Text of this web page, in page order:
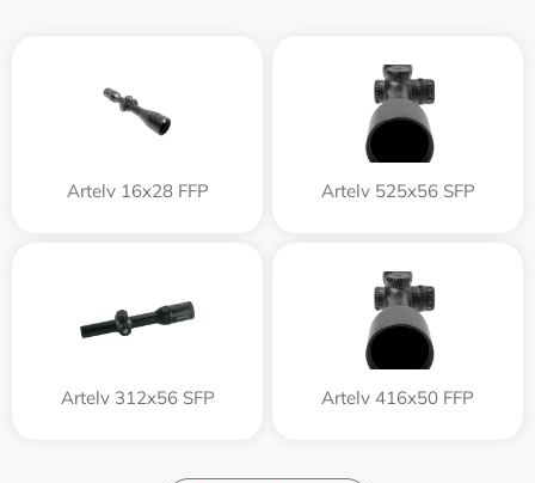
Artelv 16x28 FFP Artelv 525x56 SFP
Artelv 312x56 SFP Artelv 416x50 FFP